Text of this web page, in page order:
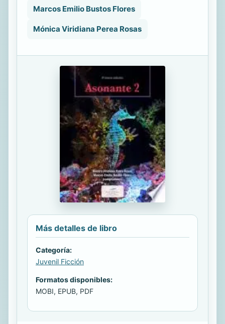
Marcos Emilio Bustos Flores
Mónica Viridiana Perea Rosas
Más detalles de libro
Categoría:
Juvenil Ficción
Formatos disponibles:
MOBI, EPUB, PDF